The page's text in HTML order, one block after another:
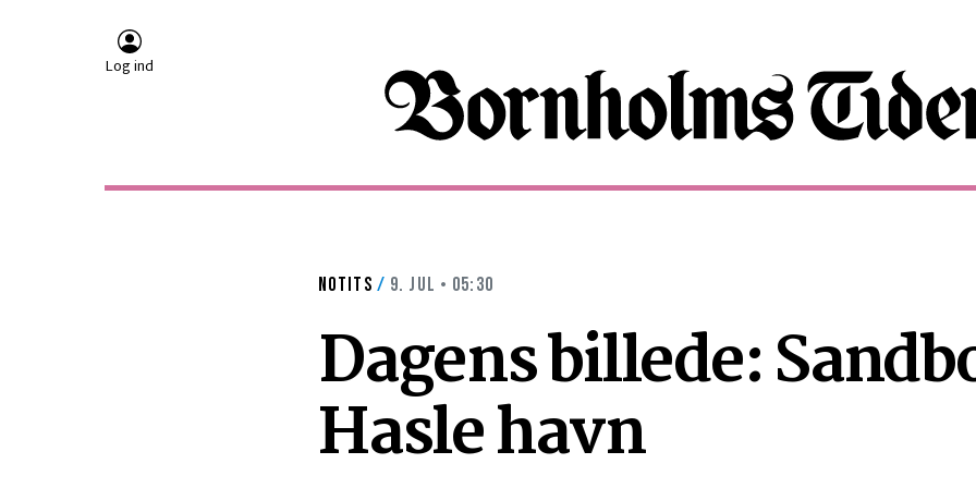
Log ind
NOTITS / 9. JUL • 05:30
Dagens billede:
Hasle havn